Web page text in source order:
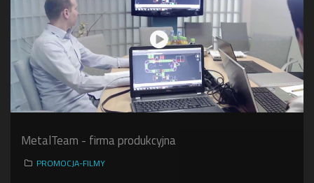
MetalTeam - firma produkcyjna
PROMOCJA-FILMY